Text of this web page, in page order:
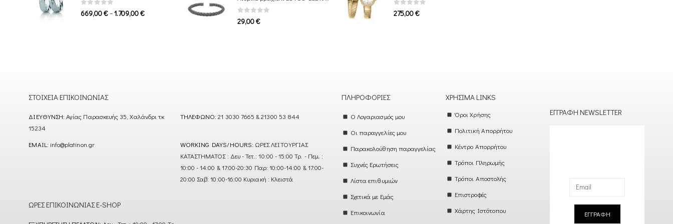
0 out of 5
669,00€ – 1.709,00€Price
0out of 5
29,00€
0out of 5
275,00€
ΣΤΟΙΧΕΊΑ ΕΠΙΚΟΙΝΩΝΊΑΣ
ΔΙΕΎΘΥΝΣΗ: Αγίας Παρασκευής 35, Χαλάνδρι τκ
15234
ΤΗΛΈΦΩΝΟ: 21 3030 7665 & 21300 53 844
EMAIL: info@platinon.gr WORKING DAYS/HOURS: ΩΡΕΣ ΛΕΙΤΟΥΡΓΙΑΣ
ΚΑΤΑΣΤΗΜΑΤΟΣ : Δευ - Τετ.: 10:00 - 15:00 Τρ. - Πεμ. :
10:00 - 14:00 & 17:00-20:30 Παρ: 10:00-14:00 & 17:00-
20:00 Σαβ: 10:00-16:00 Κυριακή : Κλειστά
ΏΡΕΣ ΕΠΙΚΟΙΝΩΝΊΑΣ E-SHOP
ΠΛΗΡΟΦΟΡΊΕΣ
Ο Λογαριασμός μου
Οι παραγγελίες μου
Παρακολούθηση παραγγελίας
Συχνές Ερωτήσεις
Λίστα επιθυμιών
Σχετικά με Εμάς
Επικοινωνία
ΧΡΉΣΙΜΑ LINKS
Όροι Χρήσης
Πολιτική Απορρήτου
Κέντρο Απορρήτου
Τρόποι Πληρωμής
Τρόποι Αποστολής
Επιστροφές
Χάρτης Ιστότοπου
ΕΓΓΡΑΦΉ NEWSLETTER
ΕΓΓΡΑΦΗ